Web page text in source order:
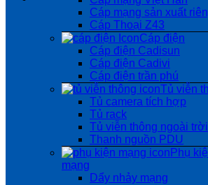
Cáp mạng sản xuất
Cáp Thoại Z43
Cáp điện
Cáp điện Cadisun
Cáp điện Cadivi
Cáp điện trần phú
Tủ viễn
Tủ camera tích hợp
Tủ rack
Tủ viễn thông ngoài trời
Thanh nguồn PDU
Phụ
mạng
Dẩy nhảy mạng